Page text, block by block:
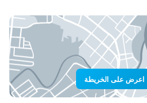
اعرض على الخريطة